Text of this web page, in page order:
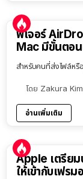
ฟีเจอร์
Mac มีขั้นตอน
สำหรับคนที่ส่งไฟล์ห
โดย Zakura Kim
อ่านเพิ่มเติม
Apple เตรีย
ให้เข้ากับเฟรม